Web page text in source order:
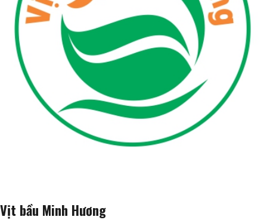
Vịt bầu Minh Hương